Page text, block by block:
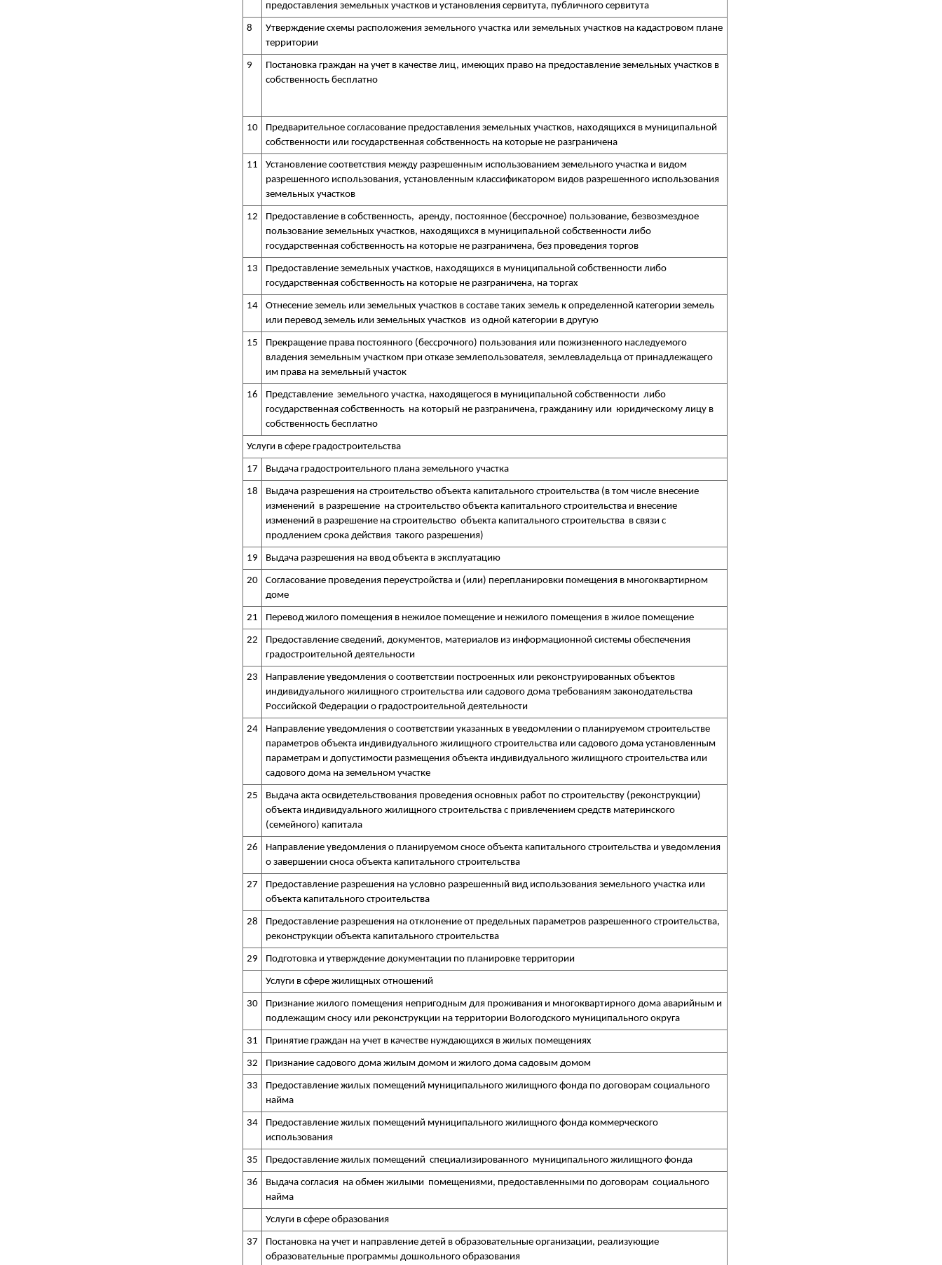
предоставления земельных участков и установления сервитута, публичного сервитута
8
Утверждение схемы расположения земельного участка или земельных участков на кадастровом плане
территории
9
Постановка граждан на учет в качестве лиц, имеющих право на предоставление земельных участков в
собственность бесплатно
10
Предварительное согласование предоставления земельных участков, находящихся в муниципальной
собственности или государственная собственность на которые не разграничена
11
Установление соответствия между разрешенным использованием земельного участка и видом
разрешенного использования, установленным классификатором видов разрешенного использования
земельных участков
12
Предоставление в собственность, аренду, постоянное (бессрочное) пользование, безвозмездное
пользование земельных участков, находящихся в муниципальной собственности либо
государственная собственность на которые не разграничена, без проведения торгов
13
Предоставление земельных участков, находящихся в муниципальной собственности либо
государственная собственность на которые не разграничена, на торгах
14
Отнесение земель или земельных участков в составе таких земель к определенной категории земель
или перевод земель или земельных участков из одной категории в другую
15
Прекращение права постоянного (бессрочного) пользования или пожизненного наследуемого
владения земельным участком при отказе землепользователя, землевладельца от принадлежащего
им права на земельный участок
16
Представление земельного участка, находящегося в муниципальной собственности либо
государственная собственность на который не разграничена, гражданину или юридическому лицу в
собственность бесплатно
Услуги в сфере градостроительства
17 Выдача градостроительного плана земельного участка
18
Выдача разрешения на строительство объекта капитального строительства (в том числе внесение
изменений в разрешение на строительство объекта капитального строительства и внесение
изменений в разрешение на строительство объекта капитального строительства в связи с
продлением срока действия такого разрешения)
19 Выдача разрешения на ввод объекта в эксплуатацию
20
Согласование проведения переустройства и (или) перепланировки помещения в многоквартирном
доме
21 Перевод жилого помещения в нежилое помещение и нежилого помещения в жилое помещение
22
Предоставление сведений, документов, материалов из информационной системы обеспечения
градостроительной деятельности
23
Направление уведомления о соответствии построенных или реконструированных объектов
индивидуального жилищного строительства или садового дома требованиям законодательства
Российской Федерации о градостроительной деятельности
24
Направление уведомления о соответствии указанных в уведомлении о планируемом строительстве
параметров объекта индивидуального жилищного строительства или садового дома установленным
параметрам и допустимости размещения объекта индивидуального жилищного строительства или
садового дома на земельном участке
25
Выдача акта освидетельствования проведения основных работ по строительству (реконструкции)
объекта индивидуального жилищного строительства с привлечением средств материнского
(семейного) капитала
26
Направление уведомления о планируемом сносе объекта капитального строительства и уведомления
о завершении сноса объекта капитального строительства
27
Предоставление разрешения на условно разрешенный вид использования земельного участка или
объекта капитального строительства
28
Предоставление разрешения на отклонение от предельных параметров разрешенного строительства,
реконструкции объекта капитального строительства
29 Подготовка и утверждение документации по планировке территории
Услуги в сфере жилищных отношений
30
Признание жилого помещения непригодным для проживания и многоквартирного дома аварийным и
подлежащим сносу или реконструкции на территории Вологодского муниципального округа
31 Принятие граждан на учет в качестве нуждающихся в жилых помещениях
32 Признание садового дома жилым домом и жилого дома садовым домом
33
Предоставление жилых помещений муниципального жилищного фонда по договорам социального
найма
34
Предоставление жилых помещений муниципального жилищного фонда коммерческого
использования
35 Предоставление жилых помещений специализированного муниципального жилищного фонда
36
Выдача согласия на обмен жилыми помещениями, предоставленными по договорам социального
найма
Услуги в сфере образования
37
Постановка на учет и направление детей в образовательные организации, реализующие
образовательные программы дошкольного образования